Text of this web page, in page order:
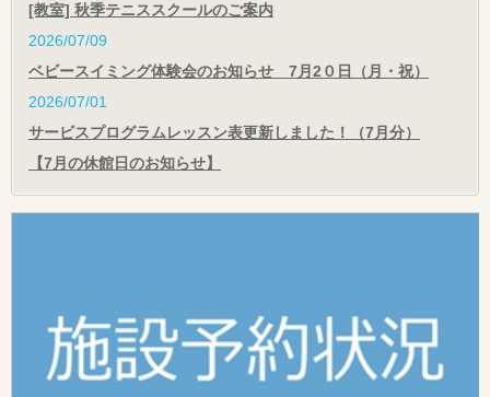
[教室] 秋季テニススクールのご案内
2026/07/09
ベビースイミング体験会のお知らせ 7月2０日（月・祝）
2026/07/01
サービスプログラムレッスン表更新しました！（7月分）
【7月の休館日のお知らせ】